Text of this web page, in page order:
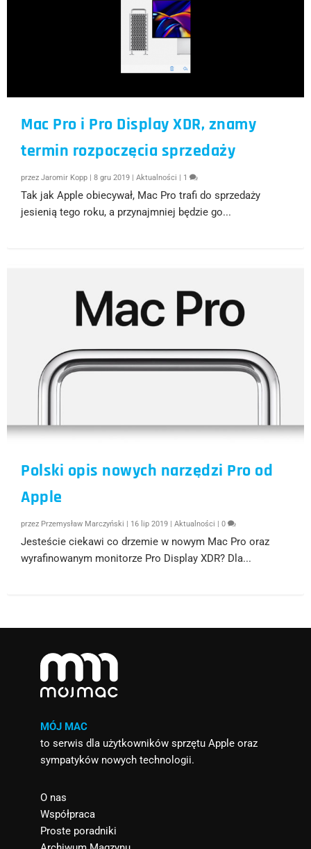
Mac Pro i Pro Display XDR, znamy
termin rozpoczęcia sprzedaży
przezJaromir Kopp |8 gru 2019 |Aktualności 1
Tak jak Apple obiecywał, Mac Pro trafi do sprzedaży
jesienią tego roku, a przynajmniej będzie go...
Polski opis nowych narzędzi Pro od
Apple
przez Przemysław Marczyński | 16 lip 2019 |Aktualności |0
Jesteście ciekawi co drzemie w nowym Mac Pro oraz
wyrafinowanym monitorze Pro Display XDR? Dla...
MÓJ MAC
to serwis dla użytkowników sprzętu Apple oraz
sympatyków nowych technologii.
O nas
Współpraca
Proste poradniki